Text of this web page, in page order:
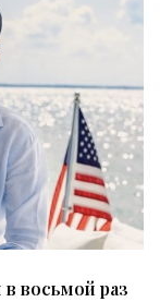
восьмой раз